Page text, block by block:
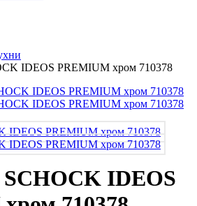
IDEOS PREMIUM хром 710378
IDEOS